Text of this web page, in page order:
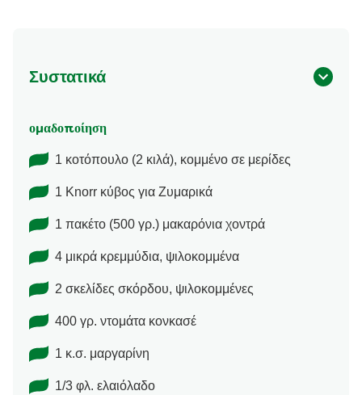
Συστατικά
ομαδοποίηση
1 κοτόπουλο (2 κιλά), κομμένο σε μερίδες
1 Knorr κύβος για Ζυμαρικά
1 πακέτο (500 γρ.) μακαρόνια χοντρά
4 μικρά κρεμμύδια, ψιλοκομμένα
2 σκελίδες σκόρδου, ψιλοκομμένες
400 γρ. ντομάτα κονκασέ
1 κ.σ. μαργαρίνη
1/3 φλ. ελαιόλαδο